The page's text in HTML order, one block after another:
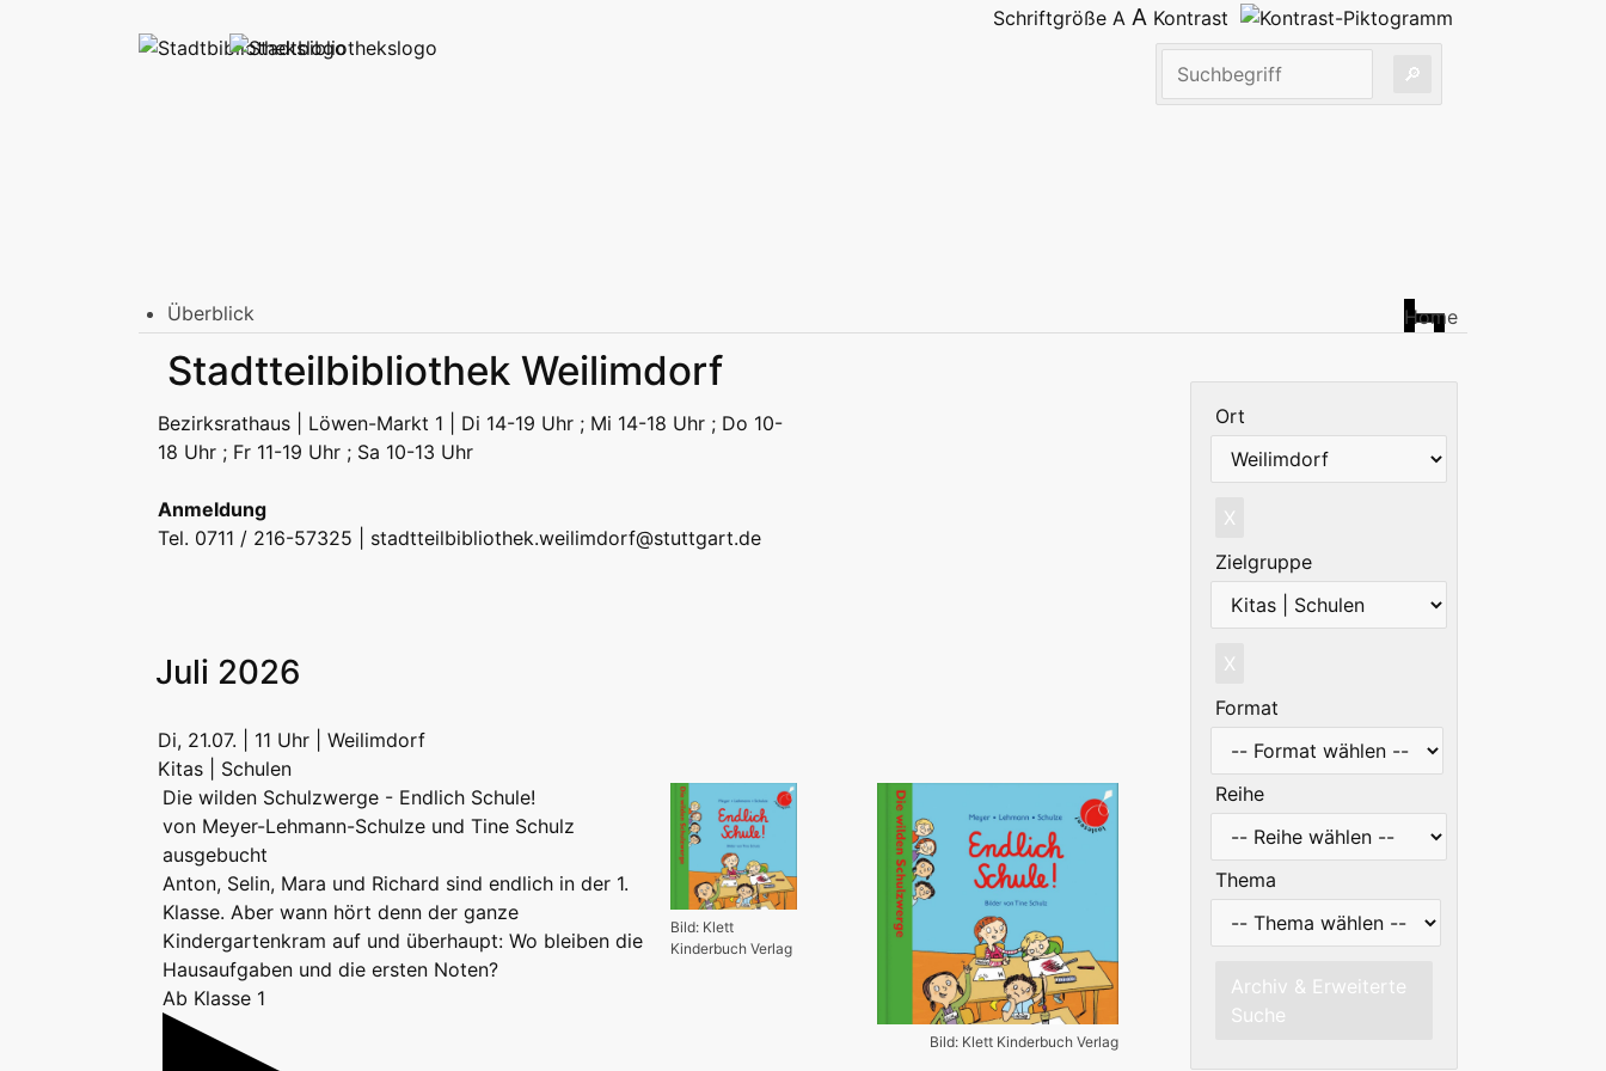
Schriftgröße A A Kontrast
Überblick
Stadtbibliothek am Mailänder Platz
Erwachsene Jugend | Freizeit Kinder | Freizeit Kitas | Schulen
Erwachsene Jugend | Freizeit Kinder | Freizeit Kitas | Schulen Alle
Podcast
Home
Ort
X
Zielgruppe
X
Format
Reihe
Thema
Archiv & Erweiterte
Suche
Stadtteilbibliothek Weilimdorf
Bezirksrathaus | Löwen-Markt 1 | Di 14-19 Uhr ; Mi 14-18 Uhr ; Do 10-
18 Uhr ; Fr 11-19 Uhr ; Sa 10-13 Uhr
Anmeldung
Tel. 0711 / 216-57325 | stadtteilbibliothek.weilimdorf@stuttgart.de
Juli 2026
Di, 21.07. | 11 Uhr | Weilimdorf
Kitas | Schulen
Bild: Klett
Kinderbuch Verlag
Die wilden Schulzwerge - Endlich Schule!
von Meyer-Lehmann-Schulze und Tine Schulz
ausgebucht
Anton, Selin, Mara und Richard sind endlich in der 1.
Klasse. Aber wann hört denn der ganze
Kindergartenkram auf und überhaupt: Wo bleiben die
Hausaufgaben und die ersten Noten?
Ab Klasse 1
Bild: Klett Kinderbuch Verlag